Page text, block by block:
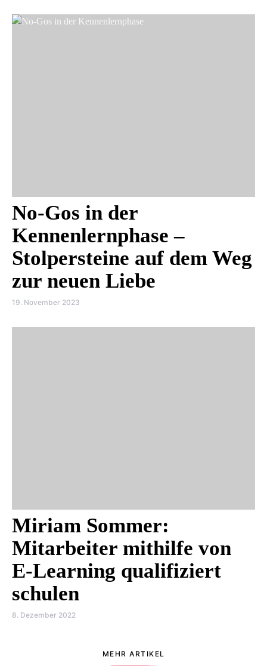
No-Gos in der
Kennenlernphase –
Stolpersteine auf dem Weg
zur neuen Liebe
19. November 2023
Miriam Sommer:
Mitarbeiter mithilfe von
E-Learning qualifiziert
schulen
8. Dezember 2022
MEHR ARTIKEL